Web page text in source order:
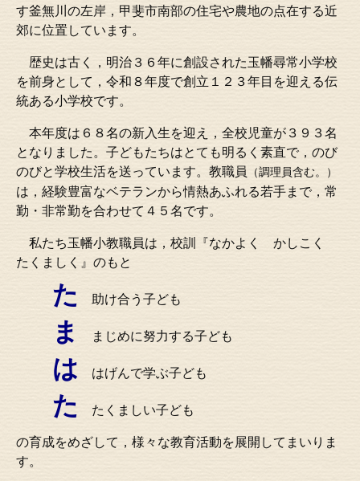
す釜無川の左岸，甲斐市南部の住宅や農地の点在する近
郊に位置しています。
歴史は古く，明治３６年に創設された玉幡尋常小学校
を前身として，令和８年度で創立１２３年目を迎える伝
統ある小学校です。
本年度は６８名の新入生を迎え，全校児童が３９３名
となりました。子どもたちはとても明るく素直で，のび
のびと学校生活を送っています。教職員
（調理員含む。）
は，経験豊富なベテランから情熱あふれる若手まで，常
勤・非常勤を合わせて４５名です。
私たち玉幡小教職員は，校訓『なかよく かしこく
たくましく』のもと
た 助け合う子ども
ま まじめに努力する子ども
は はげんで学ぶ子ども
た たくましい子ども
の育成をめざして，様々な教育活動を展開してまいりま
す。